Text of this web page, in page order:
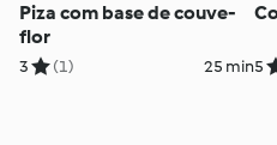
Piza com base de couve-
flor
3 (1) 25 min5